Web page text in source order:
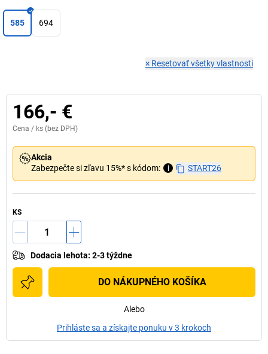
585 694
× Resetovať všetky vlastnosti
166,- €
Cena / ks (bez DPH)
Akcia
Zabezpečte si zľavu 15%* s kódom:
i START26
KS
Dodacia lehota: 2-3 týždne
DO NÁKUPNÉHO KOŠÍKA
Alebo
Prihláste sa a získajte ponuku v 3 krokoch